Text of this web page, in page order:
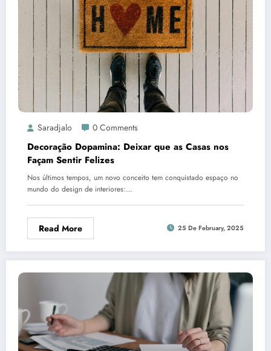
Saradjalo 0 Comments
Decoração Dopamina: Deixar que as Casas nos
Façam Sentir Felizes
Nos últimos tempos, um novo conceito tem conquistado espaço no
mundo do design de interiores:…
Read More 25 De February, 2025